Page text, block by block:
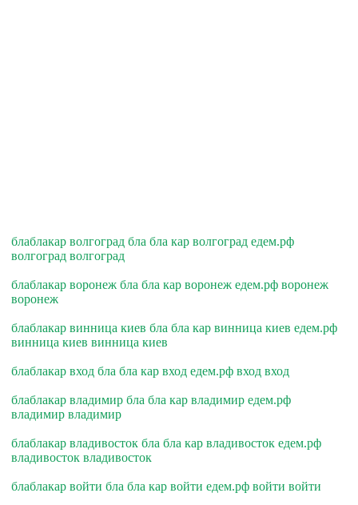
блаблакар волгоград бла бла кар волгоград едем.рф
волгоград волгоград
блаблакар воронеж бла бла кар воронеж едем.рф воронеж
воронеж
блаблакар винница киев бла бла кар винница киев едем.рф
винница киев винница киев
блаблакар вход бла бла кар вход едем.рф вход вход
блаблакар владимир бла бла кар владимир едем.рф
владимир владимир
блаблакар владивосток бла бла кар владивосток едем.рф
владивосток владивосток
блаблакар войти бла бла кар войти едем.рф войти войти